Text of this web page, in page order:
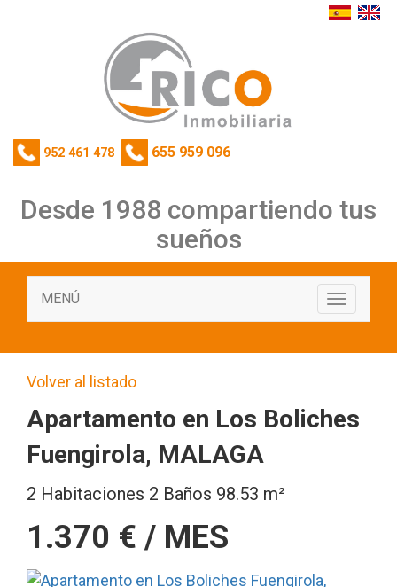
952 461 478 655 959 096
Desde 1988 compartiendo tus
sueños
Toggle
MENÚ
Volver al listado
Apartamento en Los Boliches
Fuengirola, MALAGA
2 Habitaciones 2 Baños 98.53 m²
1.370 € / MES